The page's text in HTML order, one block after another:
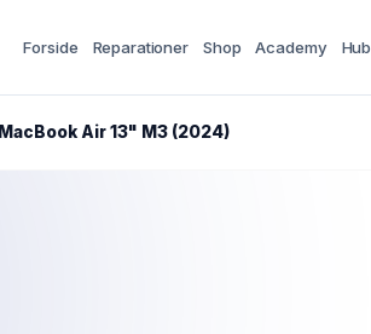
Forside Reparationer Shop Academy Hub
MacBook Air 13" M3 (2024)